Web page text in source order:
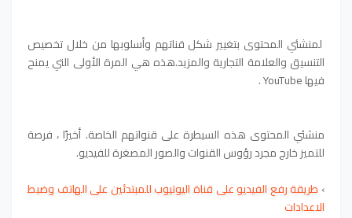
لمنشئي المحتوى بتغيير شكل قناتهم وأسلوبها من خلال تخصيص
التنسيق والعلامة التجارية والمزيد.هذه هي المرة الأولى التي يمنح
فيها YouTube .
منشئي المحتوى هذه السيطرة على قنواتهم الخاصة. أخيرًا ، فرصة
للتميز خارج مجرد رؤوس القنوات والصور المصغرة للفيديو.
› طريقة رفع الفيديو على قناة اليوتيوب للمبتدئين على الهاتف وضبط
الاعدادات